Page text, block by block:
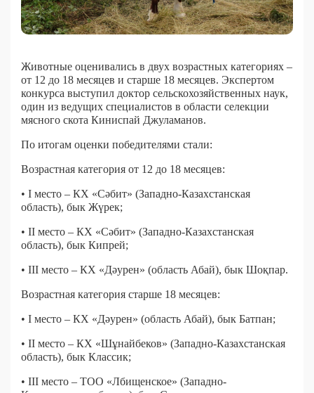
Животные оценивались в двух возрастных категориях –
от 12 до 18 месяцев и старше 18 месяцев. Экспертом
конкурса выступил доктор сельскохозяйственных наук,
один из ведущих специалистов в области селекции
мясного скота Киниспай Джуламанов.
По итогам оценки победителями стали:
Возрастная категория от 12 до 18 месяцев:
• I место – КХ «Сәбит» (Западно-Казахстанская
область), бык Жүрек;
• II место – КХ «Сәбит» (Западно-Казахстанская
область), бык Кипрей;
• III место – КХ «Дәурен» (область Абай), бык Шоқпар.
Возрастная категория старше 18 месяцев:
• I место – КХ «Дәурен» (область Абай), бык Батпан;
• II место – КХ «Шұнайбеков» (Западно-Казахстанская
область), бык Классик;
• III место – ТОО «Лбищенское» (Западно-